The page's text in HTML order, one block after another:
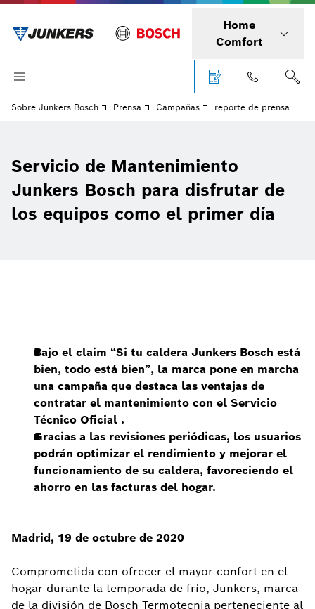
Home
Comfort
Sobre Junkers Bosch Prensa Campañas reporte de prensa
Servicio de Mantenimiento
Junkers Bosch para disfrutar de
los equipos como el primer día
Bajo el claim “Si tu caldera Junkers Bosch está
bien, todo está bien”, la marca pone en marcha
una campaña que destaca las ventajas de
contratar el mantenimiento con el Servicio
Técnico Oficial .
Gracias a las revisiones periódicas, los usuarios
podrán optimizar el rendimiento y mejorar el
funcionamiento de su caldera, favoreciendo el
ahorro en las facturas del hogar.
Madrid, 19 de octubre de 2020
Comprometida con ofrecer el mayor confort en el
hogar durante la temporada de frío, Junkers, marca
de la división de Bosch Termotecnia perteneciente al